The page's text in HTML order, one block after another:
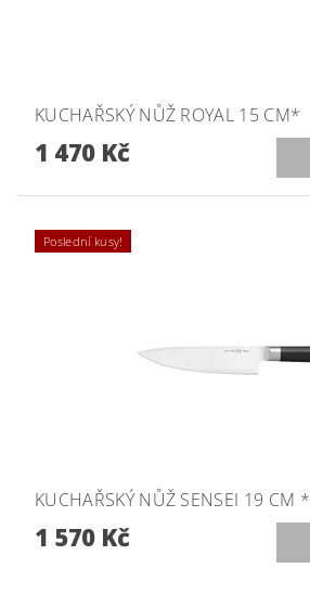
KUCHAŘSKÝ NŮŽ ROYAL 15 CM*
1 470 Kč
Poslední kusy!
KUCHAŘSKÝ NŮŽ SENSEI 19 CM *
1 570 Kč